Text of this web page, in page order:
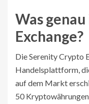
Was
Exchange?
Die Serenity Crypto
Handelsplattform,
auf dem Markt
50